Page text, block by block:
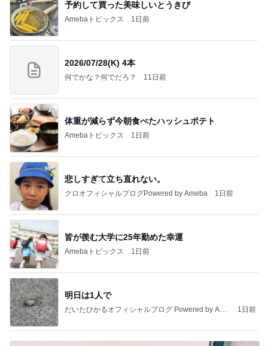
予約して買った美味しいとうきび
Amebaトピックス 1日前
2026/07/28(K) 4本
何でかな？何でだろ？ 11日前
体重が減らず今朝食べたハッシュポテト
Amebaトピックス 1日前
悲しすぎて立ち直れない。
クロオフィシャルブログPowered by Ameba 1日前
皆が羨む大学に25年勤めた幸運
Amebaトピックス 1日前
明日は1人で
だいたひかるオフィシャルブログ Powered by Ame
1日前